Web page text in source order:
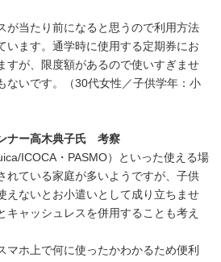
が当たり前になると思うので利用方法
います。通学時に使用する定期券にお
すが、限度額があるので使いすぎませ
ないです。（30代女性／子供学年：小
ナー高木典子氏 考察
ICOCA・PASMO）といった使える場
れている家庭が多いようですが、子供
えないとお小遣いとして成り立ちませ
キャッシュレスを併用することも考え
マホ上で何に使ったかわかるため便利